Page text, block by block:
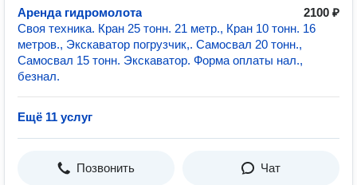
Аренда гидромолота
2100 ₽
Своя техника. Кран 25 тонн. 21 метр., Кран 10 тонн. 16
метров., Экскаватор погрузчик,. Самосвал 20 тонн.,
Самосвал 15 тонн. Экскаватор. Форма оплаты нал.,
безнал.
Ещё 11 услуг
Позвонить Чат